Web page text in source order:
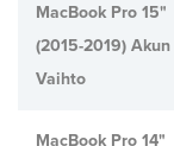
MacBook Pro 15"
(2015-2019) Akun
Vaihto
MacBook Pro 14"